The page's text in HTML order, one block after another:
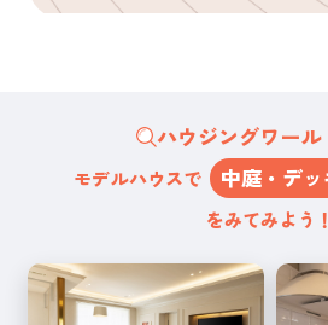
ハウジングワー
モデルハウスで 中庭・デ
をみてみよう！